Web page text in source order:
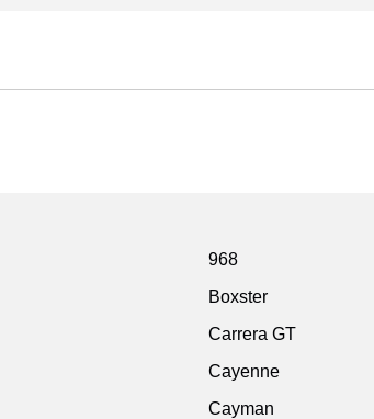
968
Boxster
Carrera GT
Cayenne
Cayman